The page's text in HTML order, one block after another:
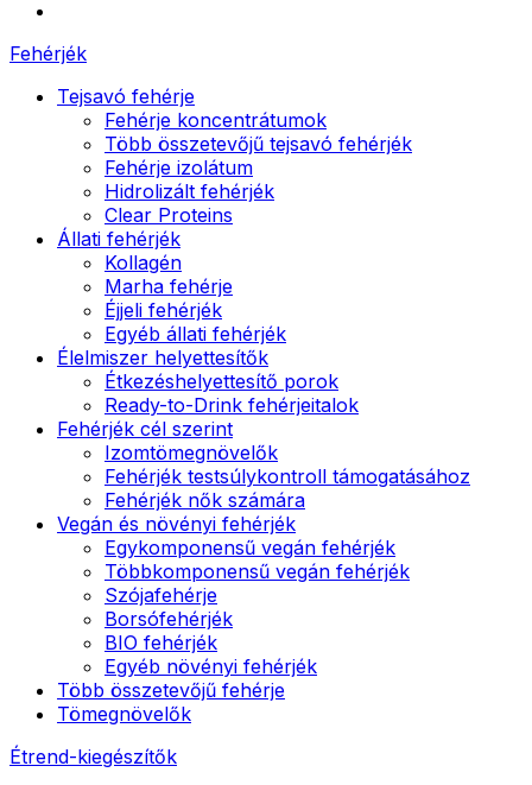
Fehérjék
Tejsavó fehérje
Fehérje koncentrátumok
Több összetevőjű tejsavó fehérjék
Fehérje izolátum
Hidrolizált fehérjék
Clear Proteins
Állati fehérjék
Kollagén
Marha fehérje
Éjjeli fehérjék
Egyéb állati fehérjék
Élelmiszer helyettesítők
Étkezéshelyettesítő porok
Ready-to-Drink fehérjeitalok
Fehérjék cél szerint
Izomtömegnövelők
Fehérjék testsúlykontroll támogatásához
Fehérjék nők számára
Vegán és növényi fehérjék
Egykomponensű vegán fehérjék
Többkomponensű vegán fehérjék
Szójafehérje
Borsófehérjék
BIO fehérjék
Egyéb növényi fehérjék
Több összetevőjű fehérje
Tömegnövelők
Étrend-kiegészítők